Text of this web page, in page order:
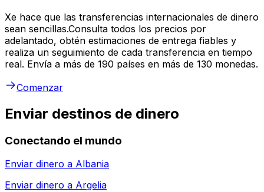
Xe hace que las transferencias internacionales de dinero
sean sencillas.Consulta todos los precios por
adelantado, obtén estimaciones de entrega fiables y
realiza un seguimiento de cada transferencia en tiempo
real. Envía a más de 190 países en más de 130 monedas.
Comenzar
Enviar destinos de dinero
Conectando el mundo
Enviar dinero a Albania
Enviar dinero a Argelia